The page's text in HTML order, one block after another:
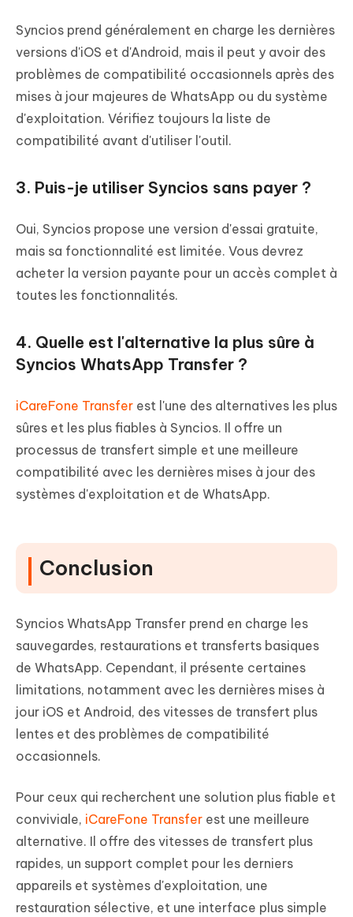
Syncios prend généralement en charge les dernières
versions d'iOS et d'Android, mais il peut y avoir des
problèmes de compatibilité occasionnels après des
mises à jour majeures de WhatsApp ou du système
d'exploitation. Vérifiez toujours la liste de
compatibilité avant d'utiliser l'outil.
3. Puis-je utiliser Syncios sans payer ?
Oui, Syncios propose une version d'essai gratuite,
mais sa fonctionnalité est limitée. Vous devrez
acheter la version payante pour un accès complet à
toutes les fonctionnalités.
4. Quelle est l'alternative la plus sûre à
Syncios WhatsApp Transfer ?
iCareFone Transfer est l'une des alternatives les plus
sûres et les plus fiables à Syncios. Il offre un
processus de transfert simple et une meilleure
compatibilité avec les dernières mises à jour des
systèmes d'exploitation et de WhatsApp.
Conclusion
Syncios WhatsApp Transfer prend en charge les
sauvegardes, restaurations et transferts basiques
de WhatsApp. Cependant, il présente certaines
limitations, notamment avec les dernières mises à
jour iOS et Android, des vitesses de transfert plus
lentes et des problèmes de compatibilité
occasionnels.
Pour ceux qui recherchent une solution plus fiable et
conviviale, iCareFone Transfer est une meilleure
alternative. Il offre des vitesses de transfert plus
rapides, un support complet pour les derniers
appareils et systèmes d'exploitation, une
restauration sélective, et une interface plus simple